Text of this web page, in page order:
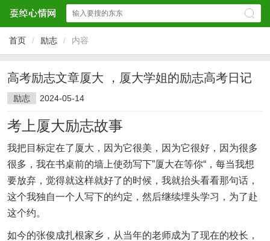
首页 / 励志 / 内容
高考励志文章厦大 ，厦大学姐的励志高考日记
励志 2024-05-14
考上厦大励志故事
我把目标定在了厦大，因为它很美，因为它很好，因为很多
很多，我在书桌前的墙上使劲写下”厦大在等你“，每当我想
要放弃，觉得就这样就好了的时候，我就抬头看看那句话，
这个我独自一个人写下的约定，然后继续埋头学习，为了赴
这个约。
如今的张俊成扎根家乡，从当年的老师成为了现在的校长，